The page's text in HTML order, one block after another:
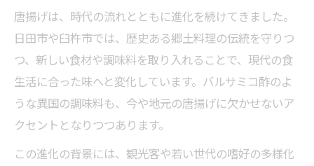
唐揚げは、時代の流れとともに進化を続けてきました。
日田市や臼杵市では、歴史ある郷土料理の伝統を守りつ
つ、新しい食材や調味料を取り入れることで、現代の食
生活に合った味へと変化しています。バルサミコ酢のよ
うな異国の調味料も、今や地元の唐揚げに欠かせないア
クセントとなりつつあります。
この進化の背景には、観光客や若い世代の嗜好の多様化